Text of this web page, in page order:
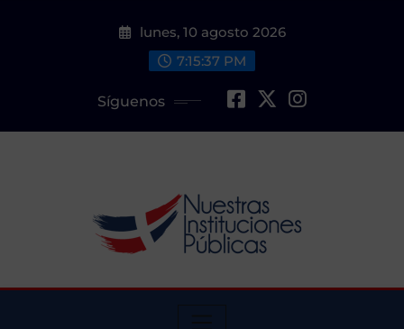
lunes, 10 agosto 2026
7:15:39 PM
Síguenos